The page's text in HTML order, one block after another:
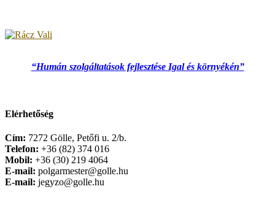
“Humán szolgáltatások fejlesztése Igal és környékén”
Elérhetőség
Cím: 7272 Gölle, Petőfi u. 2/b.
Telefon: +36 (82) 374 016
Mobil: +36 (30) 219 4064
E-mail: polgarmester@golle.hu
E-mail: jegyzo@golle.hu